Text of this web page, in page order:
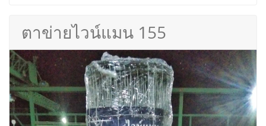
ตาข่ายไวน์แมน 155